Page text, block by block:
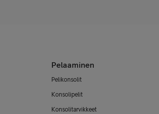
Pelaaminen
Pelikonsolit
Konsolipelit
Konsolitarvikkeet